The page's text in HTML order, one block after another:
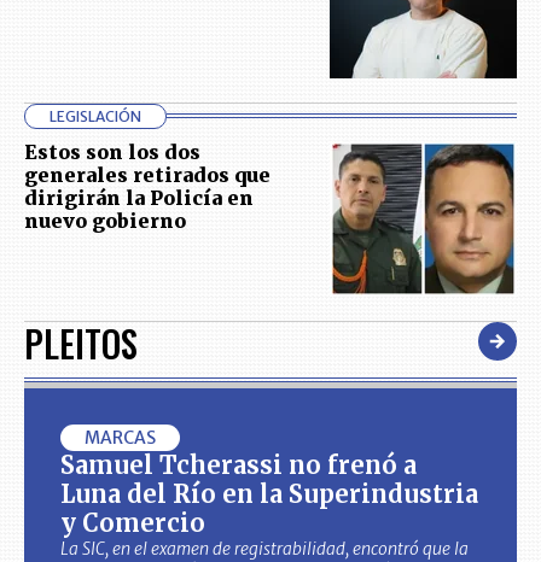
LEGISLACIÓN
Estos son los dos
generales retirados que
dirigirán la Policía en
nuevo gobierno
PLEITOS
MARCAS
Samuel Tcherassi no frenó a
Luna del Río en la Superindustria
y Comercio
La SIC, en el examen de registrabilidad, encontró que la